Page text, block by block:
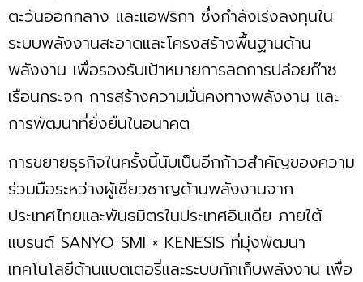
ตะวันออกกลาง และแอฟริกา ซึ่งกำลังเร่งลงทุนใน
ระบบพลังงานสะอาดและโครงสร้างพื้นฐานด้าน
พลังงาน เพื่อรองรับเป้าหมายการลดการปล่อยก๊าซ
เรือนกระจก การสร้างความมั่นคงทางพลังงาน และ
การพัฒนาที่ยั่งยืนในอนาคต
การขยายธุรกิจในครั้งนี้นับเป็นอีกก้าวสำคัญของความ
ร่วมมือระหว่างผู้เชี่ยวชาญด้านพลังงานจาก
ประเทศไทยและพันธมิตรในประเทศอินเดีย ภายใต้
แบรนด์ SANYO SMI × KENESIS ที่มุ่งพัฒนา
เทคโนโลยีด้านแบตเตอรี่และระบบกักเก็บพลังงาน เพื่อ